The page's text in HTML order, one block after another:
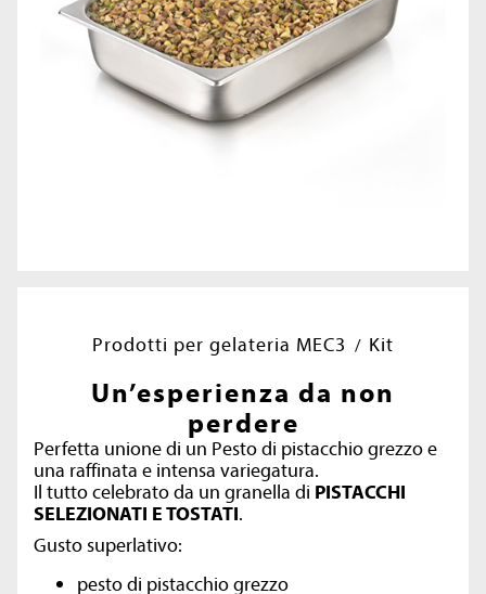
Prodotti per gelateria MEC3 Kit
Un’esperienza da non
perdere
Perfetta unione di un Pesto di pistacchio grezzo e
una raffinata e intensa variegatura.
Il tutto celebrato da un granella di PISTACCHI
SELEZIONATI E TOSTATI.
Gusto superlativo:
pesto di pistacchio grezzo